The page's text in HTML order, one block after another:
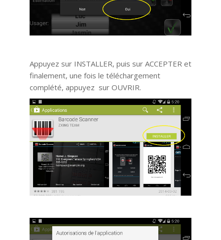
Appuyez sur INSTALLER, puis sur ACCEPTER et
finalement, une fois le téléchargement
complété, appuyez sur OUVRIR.